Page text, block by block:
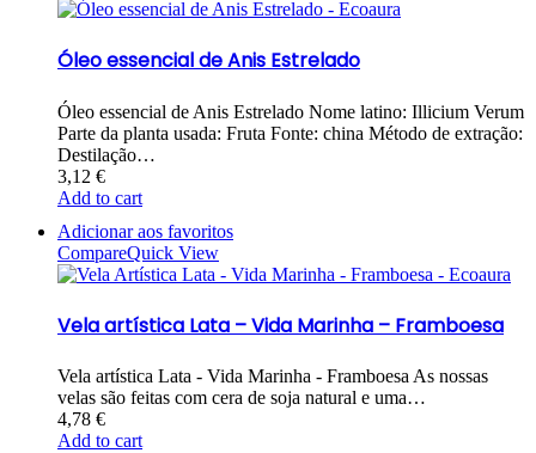
Óleo essencial de Anis Estrelado
Óleo essencial de Anis Estrelado Nome latino: Illicium Verum
Parte da planta usada: Fruta Fonte: china Método de extração:
Destilação…
3,12 €
Add to cart
Adicionar aos favoritos
CompareQuick View
Vela artística Lata – Vida Marinha – Framboesa
Vela artística Lata - Vida Marinha - Framboesa As nossas
velas são feitas com cera de soja natural e uma…
4,78 €
Add to cart